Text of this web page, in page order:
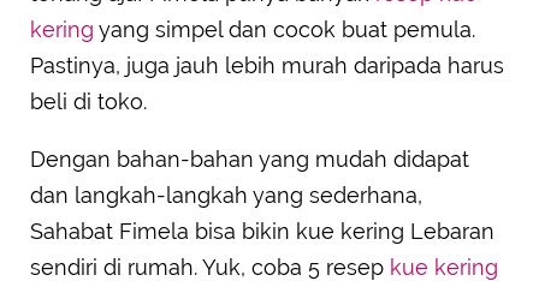
kering yang simpel dan cocok buat pemula.
Pastinya, juga jauh lebih murah daripada harus
beli di toko.
Dengan bahan-bahan yang mudah didapat
dan langkah-langkah yang sederhana,
Sahabat Fimela bisa bikin kue kering Lebaran
sendiri di rumah. Yuk, coba 5 resep kue kering